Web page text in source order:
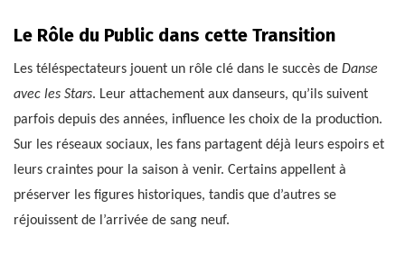
Le Rôle du Public dans cette Transition
Les téléspectateurs jouent un rôle clé dans le succès de Danse
avec les Stars. Leur attachement aux danseurs, qu’ils suivent
parfois depuis des années, influence les choix de la production.
Sur les réseaux sociaux, les fans partagent déjà leurs espoirs et
leurs craintes pour la saison à venir. Certains appellent à
préserver les figures historiques, tandis que d’autres se
réjouissent de l’arrivée de sang neuf.